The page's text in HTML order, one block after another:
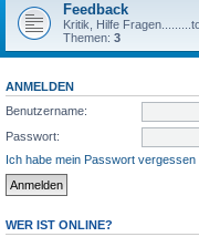
Feedback
Kritik, Hilfe
Themen: 3
ANMELDEN
Benutzername:
Passwort:
Ich habe mein Passwort vergessen
WER IST ONLINE?